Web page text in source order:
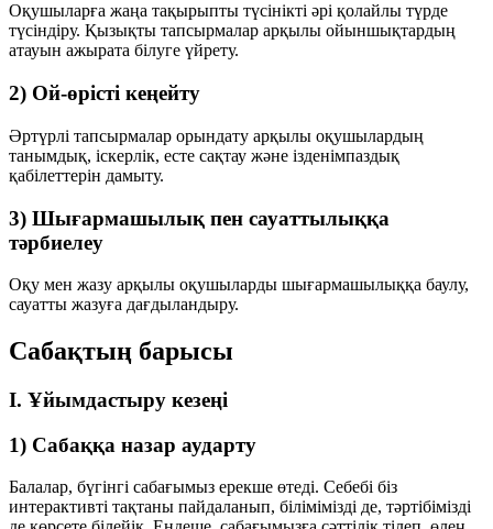
Оқушыларға жаңа тақырыпты түсінікті әрі қолайлы түрде
түсіндіру. Қызықты тапсырмалар арқылы ойыншықтардың
атауын ажырата білуге үйрету.
2) Ой-өрісті кеңейту
Әртүрлі тапсырмалар орындату арқылы оқушылардың
танымдық, іскерлік, есте сақтау және ізденімпаздық
қабілеттерін дамыту.
3) Шығармашылық пен сауаттылыққа
тәрбиелеу
Оқу мен жазу арқылы оқушыларды шығармашылыққа баулу,
сауатты жазуға дағдыландыру.
Сабақтың барысы
I. Ұйымдастыру кезеңі
1) Сабаққа назар аударту
Балалар, бүгінгі сабағымыз ерекше өтеді. Себебі біз
интерактивті тақтаны пайдаланып, білімімізді де, тәртібімізді